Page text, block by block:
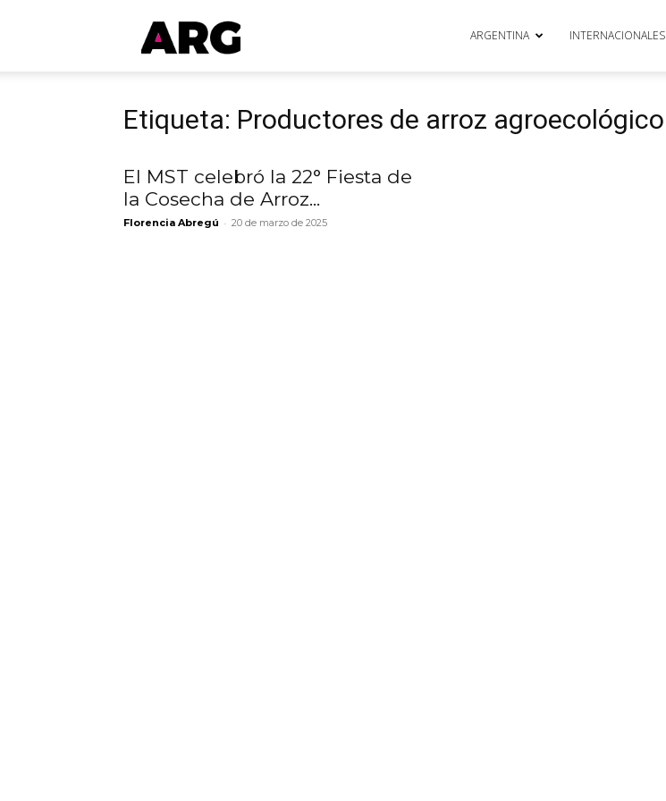
ARGmedios ARGENTINA INTERNACIONALES
Etiqueta: Productores de arroz agroecológico
El MST celebró la 22° Fiesta de
la Cosecha de Arroz...
Florencia Abregú - 20 de marzo de 2025